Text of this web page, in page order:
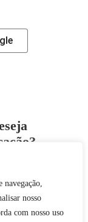
navegação,
nosso
com nosso uso